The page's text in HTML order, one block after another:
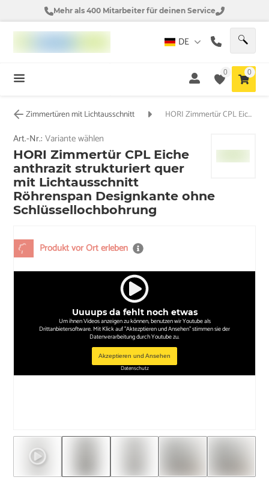
Mehr als 400 Mitarbeiter für deinen Service
DE
0 0
Zimmertüren mit Lichtausschnitt HORI Zimmertür CPL Eiche anthrazit strukturiert quer mit Lichtausschnitt Röhrenspan Designkante ohne Schlüssellochbohrung
Produkt vor Ort erleben
Uuuups da fehlt noch etwas
Um ihnen Videos anzeigen zu können, benutzen wir Youtube als
Drittanbietersoftware. Mit Klick auf "Aktezptieren und Ansehen" stimmen sie der
Datenverarbeitung durch Youtube zu.
Akzeptieren und Ansehen
Datenschutz
Art.-Nr.:Variante wählen
HORI Zimmertür CPL Eiche
anthrazit strukturiert quer
mit Lichtausschnitt
Röhrenspan Designkante ohne
Schlüssellochbohrung